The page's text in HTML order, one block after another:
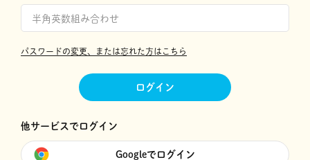
パスワードの変更、または忘れた方はこちら
ログイン
他サービスでログイン
Googleでログイン